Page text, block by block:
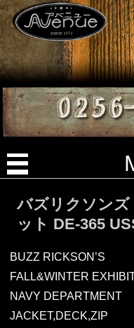
バズリクソン
ット DE-365
BUZZ RICKSON’S
FALL&WINTER
NAVY DEPARTMENT
JACKET,DECK,ZIP